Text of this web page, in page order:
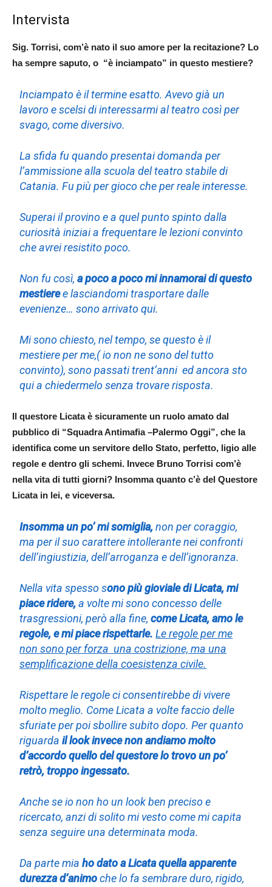
Intervista
Sig. Torrisi, com’è nato il suo amore per la recitazione? Lo
ha sempre saputo, o “è inciampato” in questo mestiere?
Inciampato è il termine esatto. Avevo già un
lavoro e scelsi di interessarmi al teatro così per
svago, come diversivo.
La sfida fu quando presentai domanda per
l’ammissione alla scuola del teatro stabile di
Catania. Fu più per gioco che per reale interesse.
Superai il provino e a quel punto spinto dalla
curiosità iniziai a frequentare le lezioni convinto
che avrei resistito poco.
Non fu così,a poco a poco mi innamorai di questo
mestieree lasciandomi trasportare dalle
evenienze… sono arrivato qui.
Mi sono chiesto, nel tempo, se questo è il
mestiere per me,( io non ne sono del tutto
convinto), sono passati trent’anni ed ancora sto
qui a chiedermelo senza trovare risposta.
Il questore Licata è sicuramente un ruolo amato dal
pubblico di “Squadra Antimafia –Palermo Oggi”, che la
identifica come un servitore dello Stato, perfetto, ligio alle
regole e dentro gli schemi. Invece Bruno Torrisi com’è
nella vita di tutti giorni? Insomma quanto c’è del Questore
Licata in lei, e viceversa.
Insomma un po’ mi somiglia,non per coraggio,
ma per il suo carattere intollerante nei confronti
dell’ingiustizia, dell’arroganza e dell’ignoranza.
Nella vita spesso sono più gioviale di Licata, mi
piace ridere,a volte mi sono concesso delle
trasgressioni, però alla fine,come Licata, amo le
regole, e mi piace rispettarle. Le regole per me
non sono per forza una costrizione, ma una
semplificazione della coesistenza civile.
Rispettare le regole ci consentirebbe di vivere
molto meglio. Come Licata a volte faccio delle
sfuriate per poi sbollire subito dopo. Per quanto
riguardail look invece non andiamo molto
d’accordo quello del questore lo trovo un po’
retrò, troppo ingessato.
Anche se io non ho un look ben preciso e
ricercato, anzi di solito mi vesto come mi capita
senza seguire una determinata moda.
Da parte miaho dato a Licata quella apparente
durezza d’animoche lo fa sembrare duro, rigido,